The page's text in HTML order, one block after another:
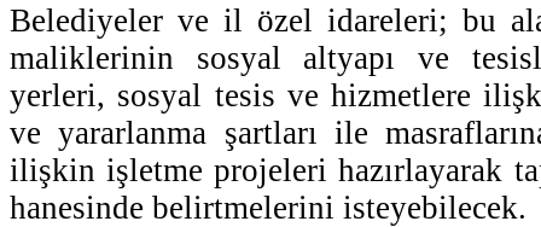
Belediyeler ve il özel idareleri; bu
maliklerinin sosyal altyapı ve
yerleri, sosyal tesis ve hizmetlere
ve yararlanma şartları ile
ilişkin işletme projeleri hazırlayarak
hanesinde belirtmelerini isteyebilecek.